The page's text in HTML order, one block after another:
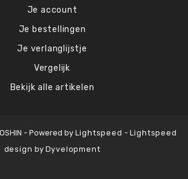
Je account
Je bestellingen
Je verlanglijstje
Vergelijk
Bekijk alle artikelen
- Powered by Lightspeed - Lightspeed
design by Dyvelopment